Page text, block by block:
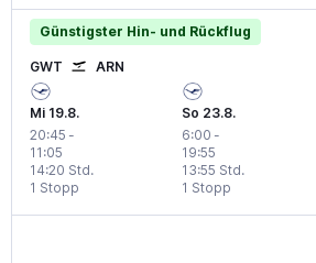
Günstigster Hin- und Rückflug
GWT ARN
Mi 19.8.
20:45 -
11:05
1 Stopp
14:20 Std.
So 23.8.
6:00 -
19:55
1 Stopp
13:55 Std.